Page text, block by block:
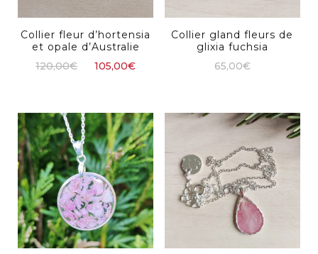
Collier fleur d’hortensia
et opale d’Australie
120,00€
Le
120,00€.
105,00€
105,00€.
Collier gland fleurs de
glixia fuchsia
65,00€